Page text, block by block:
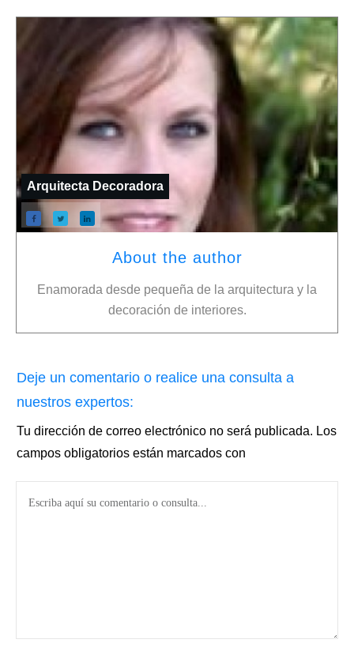
Arquitecta Decoradora
About the author
Enamorada desde pequeña de la arquitectura y la
decoración de interiores.
Deje un comentario o realice una consulta a
nuestros expertos:
Tu dirección de correo electrónico no será publicada. Los
campos obligatorios están marcados con